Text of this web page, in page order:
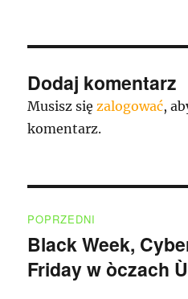
Dodaj komentarz
Musisz się zalogować,
komentarz.
wpisu
POPRZEDNI
Poprzedni
wpis:
Black Week,
Friday w òczach